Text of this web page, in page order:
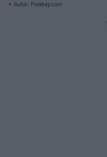
Autor: Pixabay.com